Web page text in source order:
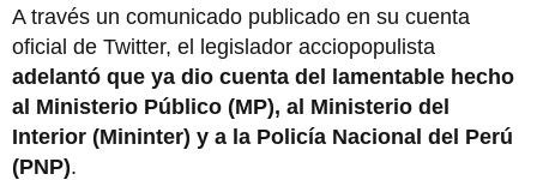
A través un comunicado publicado en su cuenta
oficial de Twitter, el legislador acciopopulista
adelantó que ya dio cuenta del lamentable hecho
al Ministerio Público (MP), al Ministerio del
Interior (Mininter) y a la Policía Nacional del Perú
(PNP).